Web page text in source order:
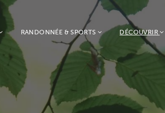
RANDONNÉE & SPORTS DÉCOUVRIR